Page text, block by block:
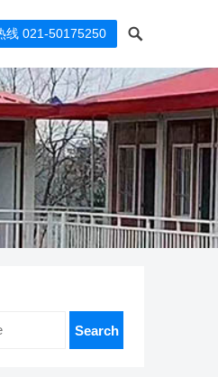
线 021-50175250
Search